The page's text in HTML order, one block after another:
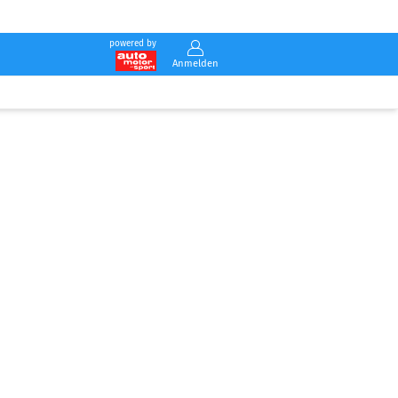
powered by
Anmelden